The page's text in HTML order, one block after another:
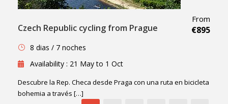
Czech Republic cycling from Prague
From
€895
8 dias / 7 noches
Availability : 21 May to 1 Oct
Descubre la Rep. Checa desde Praga con una ruta en bicicleta
bohemia a través […]